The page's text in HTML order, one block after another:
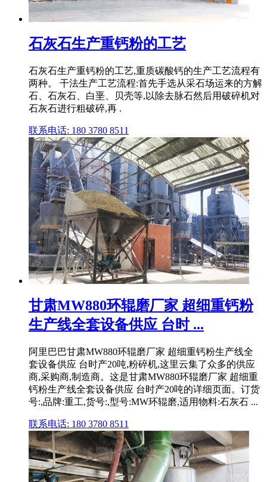
石灰石生产重钙粉的工艺
石灰石生产重钙粉的工艺,重质碳酸钙的生产工艺流程有
两种。 干法生产工艺流程:首先手选从采石场运来的方解
石、石灰石、白垩、贝壳等,以除去脉石然后用破碎机对
石灰石进行粗破碎,再 .
联系电话: 180 3780 8511
甘肃MW880环辊磨厂家 超细重钙粉
生产线全套设备供应 台时 ...
阿里巴巴甘肃MW880环辊磨厂家 超细重钙粉生产线全
套设备供应 台时产20吨,粉碎机,这里云集了众多的供应
商,采购商,制造商。这是甘肃MW880环辊磨厂家 超细重
钙粉生产线全套设备供应 台时产20吨的详细页面。订货
号:,品牌:重工,货号:,型号:MW环辊磨,适用物料:石灰石 ...
联系电话: 180 3780 8511